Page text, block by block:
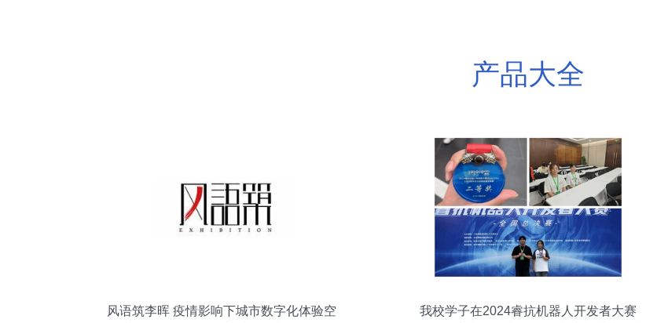
产品大全
风语筑李晖 疫情影响下城市数字化体验空
我校学子在2024睿抗机器人开发者大赛